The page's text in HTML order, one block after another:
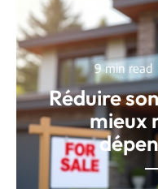
9 min read
Réduire
mieux